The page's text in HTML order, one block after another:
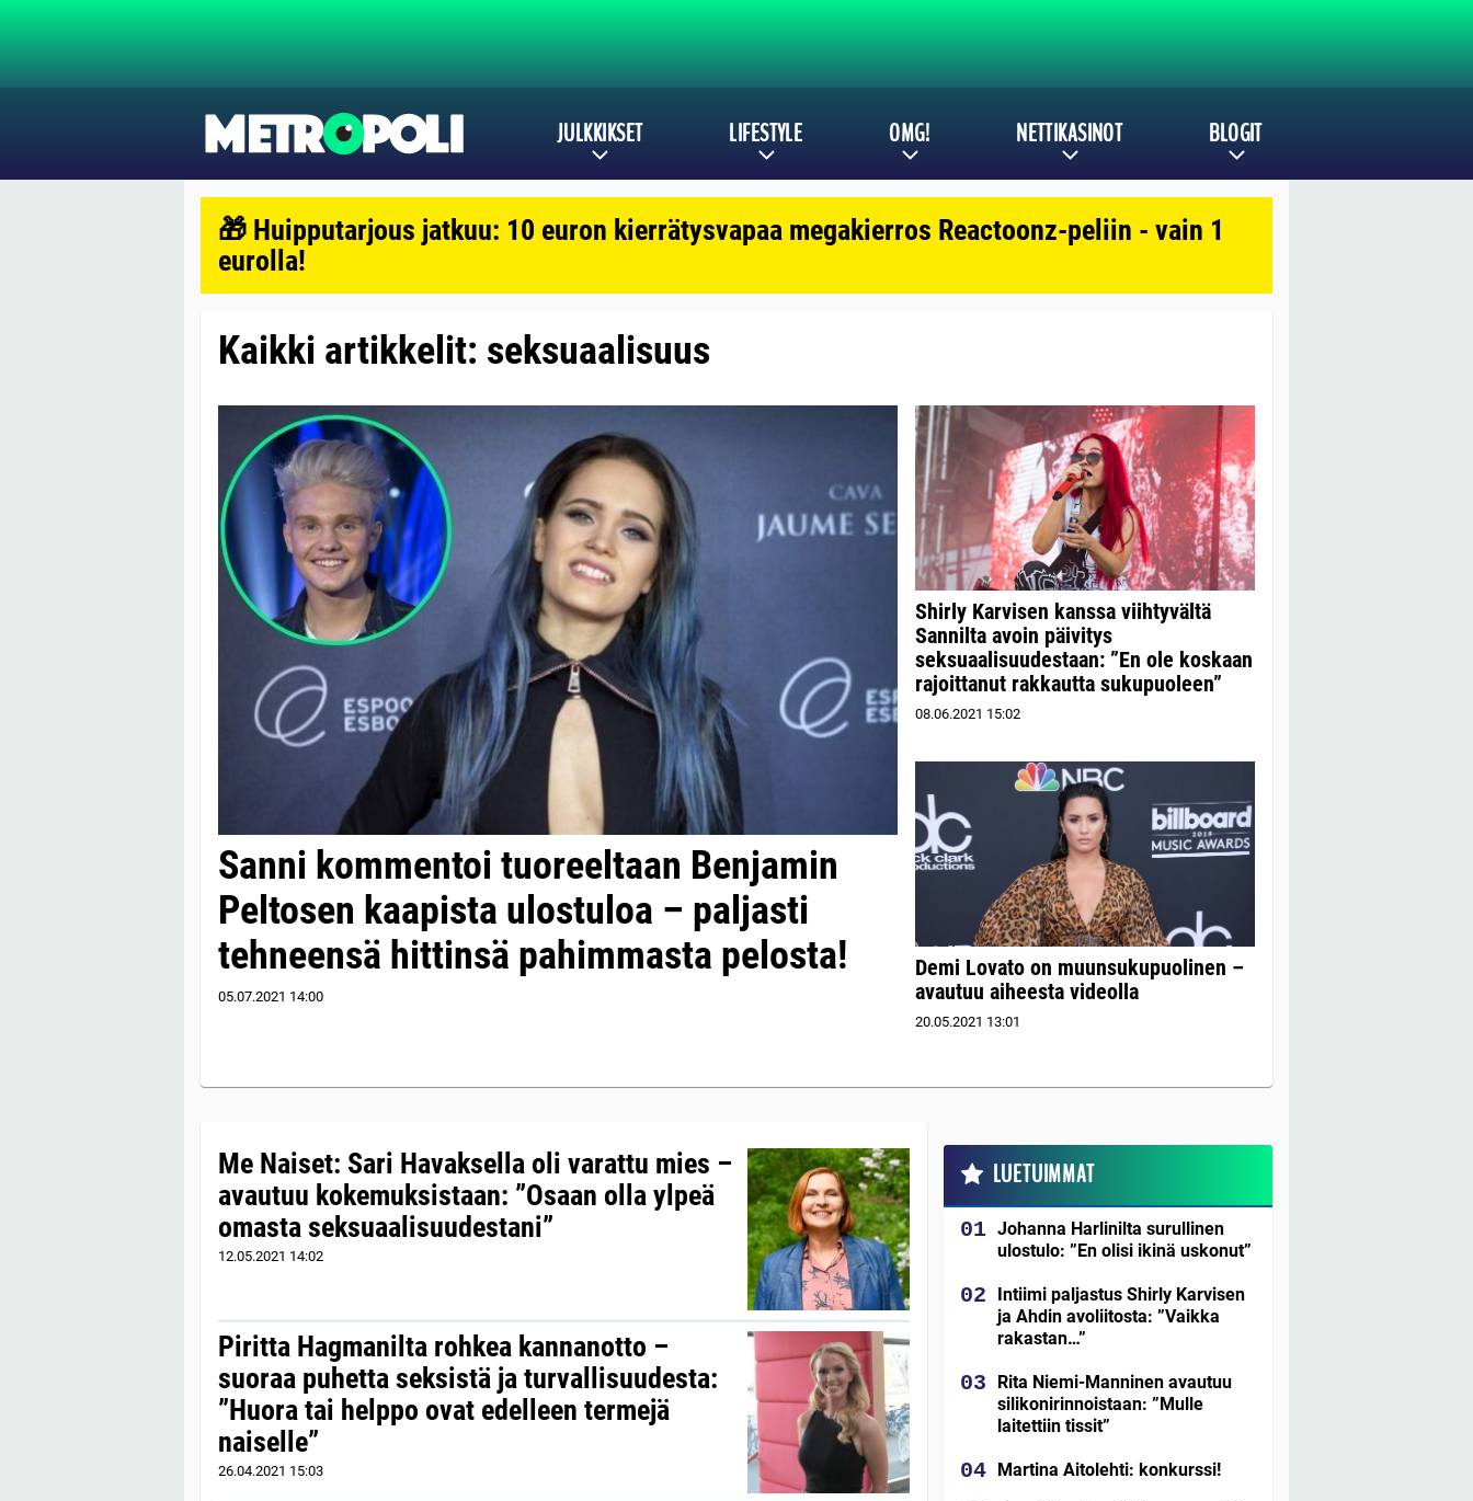
JULKKIKSET LIFESTYLE OMG! NETTIKASINOT BLOGIT
🎁 Huipputarjous jatkuu: 10 euron kierrätysvapaa megakierros Reactoonz-peliin - vain 1
eurolla!
Kaikki artikkelit: seksuaalisuus
Sanni kommentoi tuoreeltaan Benjamin
Peltosen kaapista ulostuloa – paljasti
tehneensä hittinsä pahimmasta pelosta!
05.07.2021 14:00
Shirly Karvisen kanssa viihtyvältä
Sannilta avoin päivitys
seksuaalisuudestaan: ”En ole koskaan
rajoittanut rakkautta sukupuoleen”
08.06.2021 15:02
Demi Lovato on muunsukupuolinen –
avautuu aiheesta videolla
20.05.2021 13:01
Me Naiset: Sari Havaksella oli varattu mies –
avautuu kokemuksistaan: ”Osaan olla ylpeä
omasta seksuaalisuudestani”
12.05.2021 14:02
Piritta Hagmanilta rohkea kannanotto –
suoraa puhetta seksistä ja turvallisuudesta:
”Huora tai helppo ovat edelleen termejä
naiselle”
26.04.2021 15:03
LUETUIMMAT
Johanna Harlinilta surullinen
ulostulo: ”En olisi ikinä uskonut”
Intiimi paljastus Shirly Karvisen
ja Ahdin avoliitosta: ”Vaikka
rakastan…”
Rita Niemi-Manninen avautuu
silikonirinnoistaan: ”Mulle
laitettiin tissit”
Martina Aitolehti: konkurssi!